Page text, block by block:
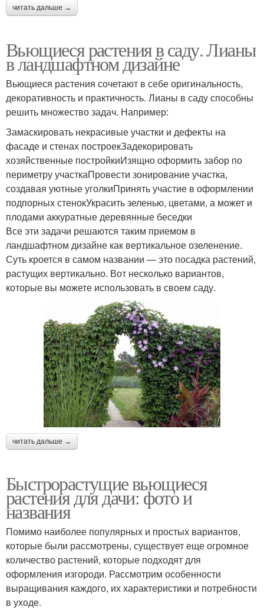
читать дальше →
Вьющиеся растения в саду. Лианы
в ландшафтном дизайне
Вьющиеся растения сочетают в себе оригинальность,
декоративность и практичность. Лианы в саду способны
решить множество задач. Например:
Замаскировать некрасивые участки и дефекты на
фасаде и стенах построекЗадекорировать
хозяйственные постройкиИзящно оформить забор по
периметру участкаПровести зонирование участка,
создавая уютные уголкиПринять участие в оформлении
подпорных стенокУкрасить зеленью, цветами, а может и
плодами аккуратные деревянные беседки
Все эти задачи решаются таким приемом в
ландшафтном дизайне как вертикальное озеленение.
Суть кроется в самом названии — это посадка растений,
растущих вертикально. Вот несколько вариантов,
которые вы можете использовать в своем саду.
читать дальше →
Быстрорастущие вьющиеся
растения для дачи: фото и
названия
Помимо наиболее популярных и простых вариантов,
которые были рассмотрены, существует еще огромное
количество растений, которые подходят для
оформления изгороди. Рассмотрим особенности
выращивания каждого, их характеристики и потребности
в уходе.